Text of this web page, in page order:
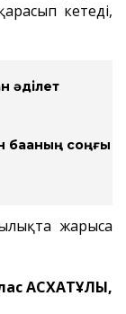
кетеді,
әділет
бақаның соңғы
жарыса
АСХАТҰЛЫ,